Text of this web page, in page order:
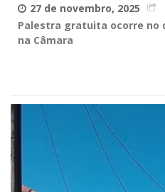
27 de novembro, 2025
Palestra gratuita ocorre no
na Câmara